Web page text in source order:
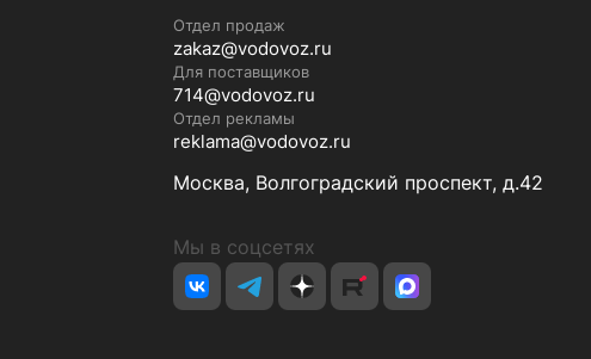
Отдел продаж
zakaz@vodovoz.ru
Для поставщиков
714@vodovoz.ru
Отдел рекламы
reklama@vodovoz.ru
Москва, Волгоградский проспект, д.42
Мы в соцсетях